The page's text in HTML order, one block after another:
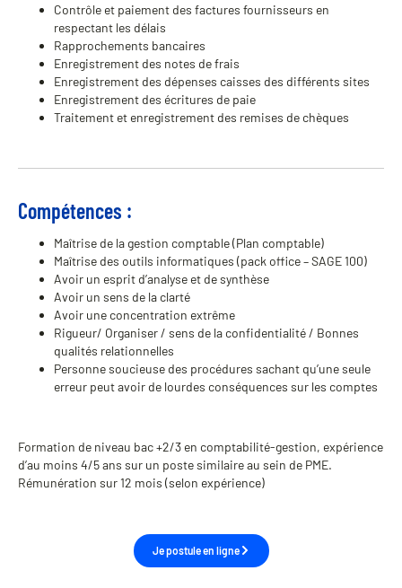
Contrôle et paiement des factures fournisseurs en
respectant les délais
Rapprochements bancaires
Enregistrement des notes de frais
Enregistrement des dépenses caisses des différents sites
Enregistrement des écritures de paie
Traitement et enregistrement des remises de chèques
Compétences :
Maîtrise de la gestion comptable (Plan comptable)
Maîtrise des outils informatiques (pack office – SAGE 100)
Avoir un esprit d’analyse et de synthèse
Avoir un sens de la clarté
Avoir une concentration extrême
Rigueur/ Organiser / sens de la confidentialité / Bonnes
qualités relationnelles
Personne soucieuse des procédures sachant qu’une seule
erreur peut avoir de lourdes conséquences sur les comptes
Formation de niveau bac +2/3 en comptabilité-gestion, expérience
d’au moins 4/5 ans sur un poste similaire au sein de PME.
Rémunération sur 12 mois (selon expérience)
Je postule en ligne